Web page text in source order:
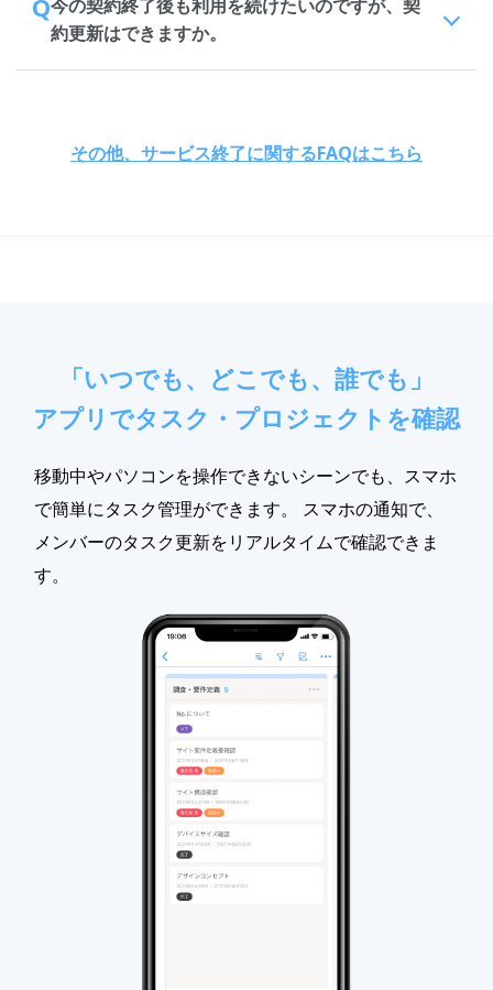
Q今の契約終了後も利用を続けたいのですが、契
約更新はできますか。
その他、サービス終了に関するFAQはこちら
「いつでも、どこでも、誰でも」
アプリでタスク・プロジェクトを確認
移動中やパソコンを操作できないシーンでも、スマホ
で簡単にタスク管理ができます。 スマホの通知で、
メンバーのタスク更新をリアルタイムで確認できま
す。